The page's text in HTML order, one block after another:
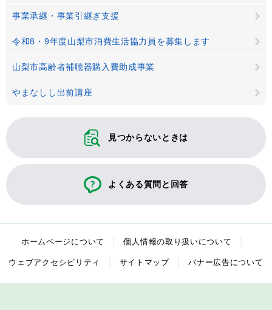
事業承継・事業引継ぎ支援
令和8・9年度山梨市消費生活協力員を募集します
山梨市高齢者補聴器購入費助成事業
やまなしし出前講座
見つからないときは
よくある質問と回答
ホームページについて 個人情報の取り扱いについて
ウェブアクセシビリティ サイトマップ バナー広告について